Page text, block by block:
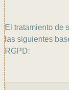
El tratamiento de
las siguientes
RGPD: